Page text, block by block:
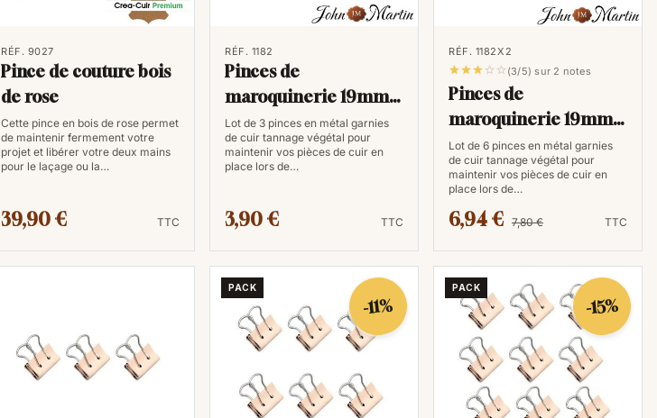
l'alignement des pièces de cuir pendant la couture. Cette stabilité garantit des coutures
régulières et uniformes, contribuant ainsi à la solidité et à la qualité des produits finis. De
plus, ces outils offrent un confort supplémentaire à l'artisan, réduisant la fatigue des mains
et offrant une expérience de couture plus agréable et ergonomique.
Un avantage significatif de ces outils est leur adaptabilité à différents types de projets.
Qu'il s'agisse de la réalisation de petites pièces comme des porte-monnaie ou de projets
plus vastes comme des sacs ou des ceintures, les pinces et les valets demeurent des
compagnons essentiels pour maintenir la précision et la qualité tout au long du processus
RÉF. 9027
Pince de couture bois
de rose
Cette pince en bois de rose permet
de maintenir fermement votre
projet et libérer votre deux mains
pour le laçage ou la…
39,90 € TTC
RÉF. 1182
Pinces de
maroquinerie 19mm
(3 pièces)
Lot de 3 pinces en métal garnies
de cuir tannage végétal pour
maintenir vos pièces de cuir en
place lors de…
3,90 € TTC
RÉF. 1182X2
   (3/5) sur 2 notes
Pinces de
maroquinerie 19mm
(6 pièces)
Lot de 6 pinces en métal garnies
de cuir tannage végétal pour
maintenir vos pièces de cuir en
place lors de…
6,94 € 7,80 € TTC
PACK
-11%
PACK
-15%